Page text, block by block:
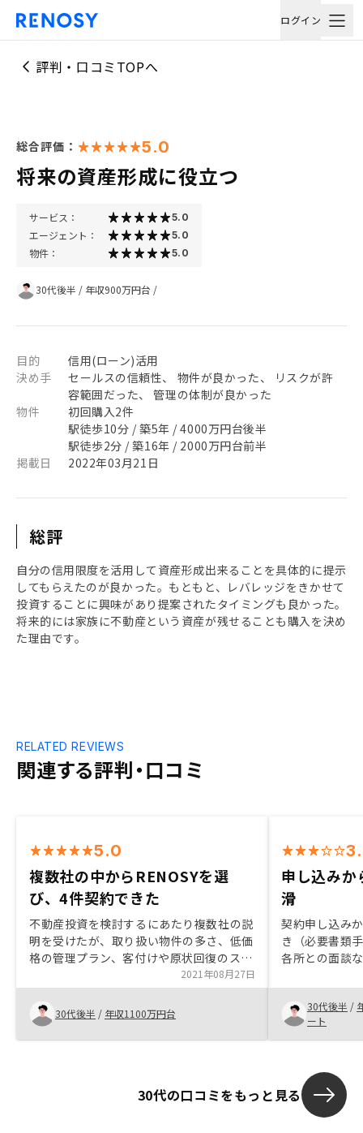
ログイン
評判・口コミTOPへ
総合評価： 5.0
将来の資産形成に役立つ
サービス： 5.0
エージェント： 5.0
物件： 5.0
30代後半 / 年収900万円台 /
目的
信用(ローン)活用
決め手
セールスの信頼性、 物件が良かった、 リスクが許
容範囲だった、 管理の体制が良かった
物件
初回購入2件
駅徒歩10分 / 築5年 / 4000万円台後半
駅徒歩2分 / 築16年 / 2000万円台前半
掲載日
2022年03月21日
総評
自分の信用限度を活用して資産形成出来ることを具体的に提示
してもらえたのが良かった。もともと、レバレッジをきかせて
投資することに興味があり提案されたタイミングも良かった。
将来的には家族に不動産という資産が残せることも購入を決め
た理由です。
関連する評判・口コミ
RELATED REVIEWS
5.0
複数社の中からRENOSYを選
び、4件契約できた
不動産投資を検討するにあたり複数社の説
明を受けたが、取り扱い物件の多さ、低価
格の管理プラン、客付けや原状回復のスピ
ードやノウハウに優位性が見られた
RENOSYさんを選んだが、希望する条件に
合う物件をタイムリーに紹介して頂き、4
件契約することができ非常に満足してい
る。契約に関しても分かりやすく説明して
仕入れて販売している以上、どうしてもそ
2021年08月27日
30代後半 / 年収1100万円台
申し込みか
滑
契約申し込み
き（必要書類
各所との面談
ます。また、
が生じた場合
を確認し後続
余計な工数を
30代後半 /
ート
30代の口コミをもっと見る